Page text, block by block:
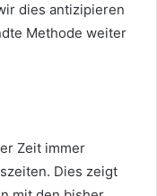
dies antizipieren
Methode weiter
Zeit immer
Dies zeigt